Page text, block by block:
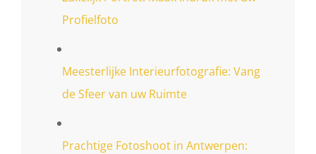
Profielfoto
Meesterlijke Interieurfotografie: Vang
de Sfeer van uw Ruimte
Prachtige Fotoshoot in Antwerpen: